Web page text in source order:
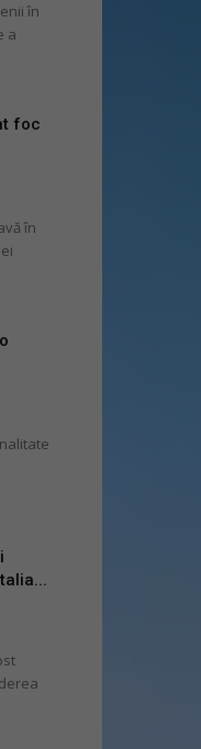
în
a
foc
în